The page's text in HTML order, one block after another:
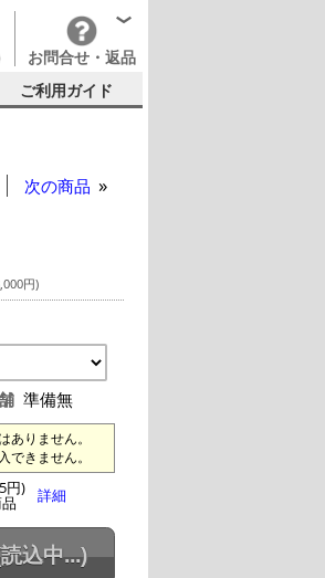
お問合せ・返品
ご利用ガイド
次の商品
円)
準備無
ありません。
できません。
円) 詳細
込中...)